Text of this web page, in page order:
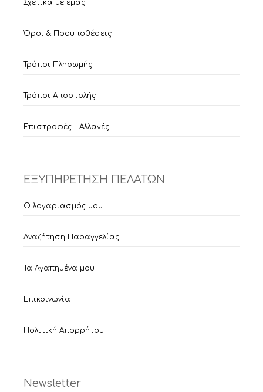
Σχετικά με εμάς
Όροι & Προυποθέσεις
Τρόποι Πληρωμής
Τρόποι Αποστολής
Επιστροφές – Αλλαγές
ΕΞΥΠΗΡΕΤΗΣΗ ΠΕΛΑΤΩΝ
Ο λογαριασμός μου
Αναζήτηση Παραγγελίας
Τα Αγαπημένα μου
Επικοινωνία
Πολιτική Απορρήτου
Newsletter